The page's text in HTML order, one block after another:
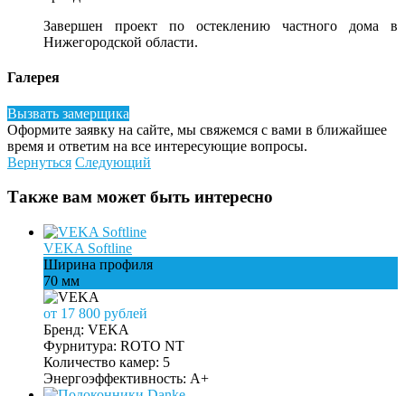
Завершен проект по остеклению частного дома в
Нижегородской области.
Галерея
Вызвать замерщика
Оформите заявку на сайте, мы свяжемся с вами в ближайшее
время и ответим на все интересующие вопросы.
Вернуться Следующий
Также вам может быть интересно
VEKA Softline
Ширина профиля
70 мм
от 17 800 рублей
Бренд: VEKA
Фурнитура: ROTO NT
Количество камер: 5
Энергоэффективность: A+